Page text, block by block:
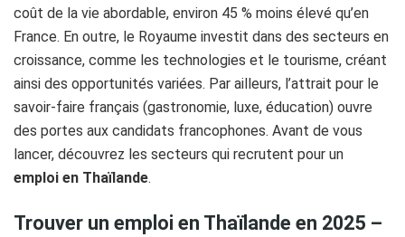
coût de la vie abordable, environ 45 % moins élevé qu’en
France. En outre, le Royaume investit dans des secteurs en
croissance, comme les technologies et le tourisme, créant
ainsi des opportunités variées. Par ailleurs, l’attrait pour le
savoir-faire français (gastronomie, luxe, éducation) ouvre
des portes aux candidats francophones. Avant de vous
lancer, découvrez les secteurs qui recrutent pour un
emploi en Thaïlande.
Trouver un emploi en Thaïlande en 2025 –